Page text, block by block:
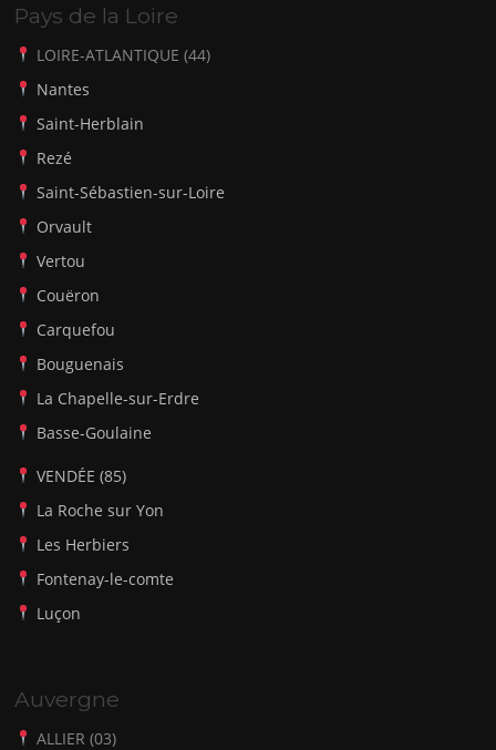
Pays de la Loire
LOIRE-ATLANTIQUE (44)
Nantes
Saint-Herblain
Rezé
Saint-Sébastien-sur-Loire
Orvault
Vertou
Couëron
Carquefou
Bouguenais
La Chapelle-sur-Erdre
Basse-Goulaine
VENDÉE (85)
La Roche sur Yon
Les Herbiers
Fontenay-le-comte
Luçon
Auvergne
ALLIER (03)